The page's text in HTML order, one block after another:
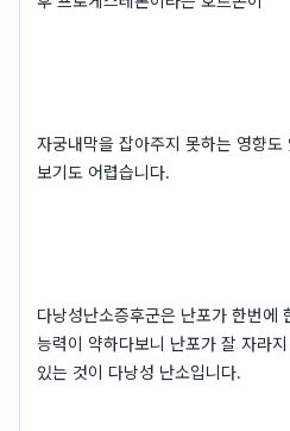
자궁내막을 잡아주지 못하는 영향
보기도 어렵습니다.
다낭성난소증후군은 난포가 한번에
능력이 약하다보니 난포가 잘 자라
있는 것이 다낭성 난소입니다.